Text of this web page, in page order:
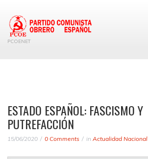
PCOENET
ESTADO ESPAÑOL: FASCISMO Y
PUTREFACCIÓN
15/06/2020 0 Comments in Actualidad Nacional